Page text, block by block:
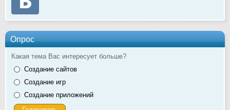
Опрос
Какая тема Вас интересует больше?
Создание сайтов
Создание игр
Создание приложений